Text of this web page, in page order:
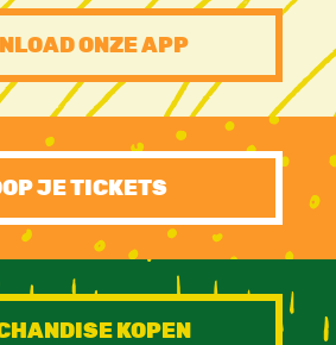
ONZE APP
JE TICKETS
KOPEN